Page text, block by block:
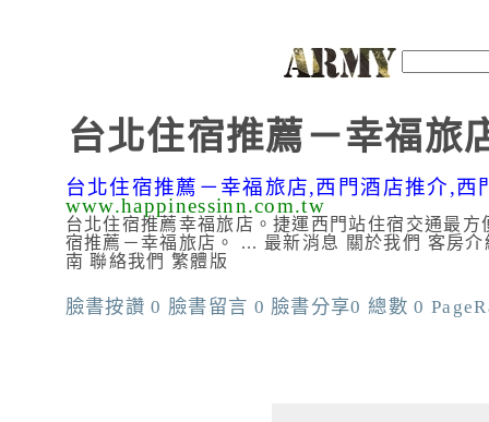
台北住宿推薦－幸福旅
台北住宿推薦－幸福旅店,西門酒店推介,西
www.happinessinn.com.tw
台北住宿推薦幸福旅店。捷運西門站住宿交通最
宿推薦－幸福旅店。 ... 最新消息 關於我們 客房
南 聯絡我們 繁體版
臉書按讚 0 臉書留言 0 臉書分享0 總數 0